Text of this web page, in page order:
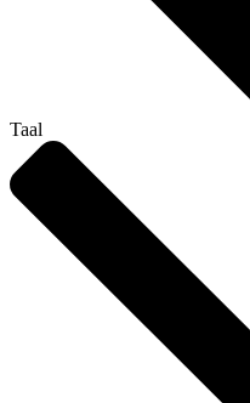
Taal